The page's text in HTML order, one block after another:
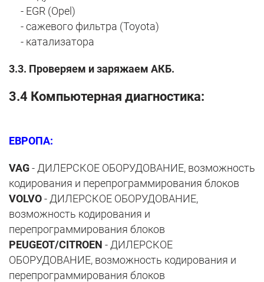
- EGR (Opel)
- сажевого фильтра (Toyota)
- катализатора
3.3. Проверяем и заряжаем АКБ.
3.4 Компьютерная диагностика:
ЕВРОПА:
VAG- ДИЛЕРСКОЕ ОБОРУДОВАНИЕ, возможность
кодирования и перепрограммирования блоков
VOLVO- ДИЛЕРСКОЕ ОБОРУДОВАНИЕ,
возможность кодирования и
перепрограммирования блоков
PEUGEOT/CITROEN - ДИЛЕРСКОЕ
ОБОРУДОВАНИЕ, возможность кодирования и
перепрограммирования блоков